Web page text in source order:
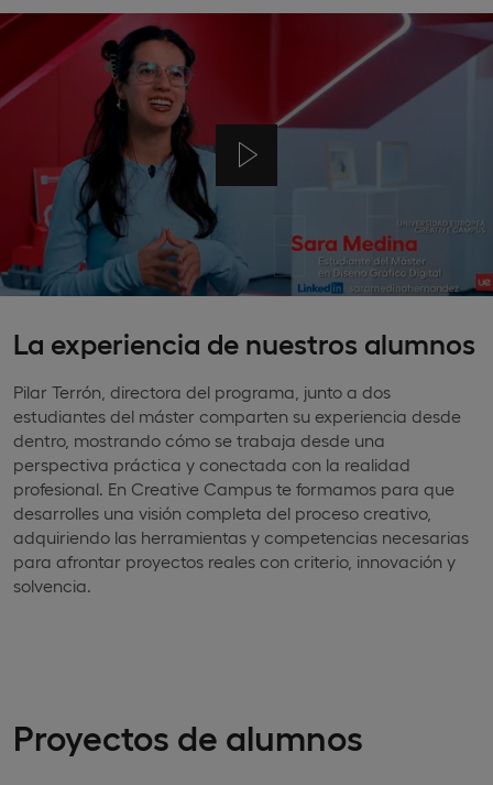
La experiencia de nuestros alumnos
Pilar Terrón, directora del programa, junto a dos
estudiantes del máster comparten su experiencia desde
dentro, mostrando cómo se trabaja desde una
perspectiva práctica y conectada con la realidad
profesional. En Creative Campus te formamos para que
desarrolles una visión completa del proceso creativo,
adquiriendo las herramientas y competencias necesarias
para afrontar proyectos reales con criterio, innovación y
solvencia.
Proyectos de alumnos